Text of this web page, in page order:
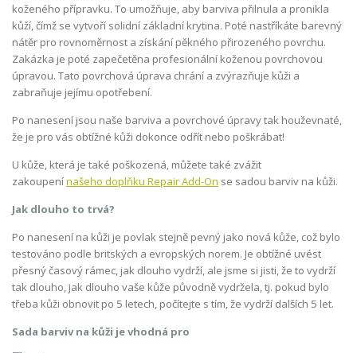
koženého přípravku. To umožňuje, aby barviva přilnula a pronikla
kůží, čímž se vytvoří solidní základní krytina. Poté nastříkáte barevný
nátěr pro rovnoměrnost a získání pěkného přirozeného povrchu.
Zakázka je poté zapečetěna profesionální koženou povrchovou
úpravou. Tato povrchová úprava chrání a zvýrazňuje kůži a
zabraňuje jejímu opotřebení.
Po nanesení jsou naše barviva a povrchové úpravy tak houževnaté,
že je pro vás obtížné kůži dokonce odřít nebo poškrábat!
U kůže, která je také poškozená, můžete také zvážit
zakoupenínašeho doplňku Repair Add-On se sadou barviv na kůži.
Jak dlouho to trvá?
Po nanesení na kůži je povlak stejně pevný jako nová kůže, což bylo
testováno podle britských a evropských norem. Je obtížné uvést
přesný časový rámec, jak dlouho vydrží, ale jsme si jisti, že to vydrží
tak dlouho, jak dlouho vaše kůže původně vydržela, tj. pokud bylo
třeba kůži obnovit po 5 letech, počítejte s tím, že vydrží dalších 5 let.
Sada barviv na kůži je vhodná pro